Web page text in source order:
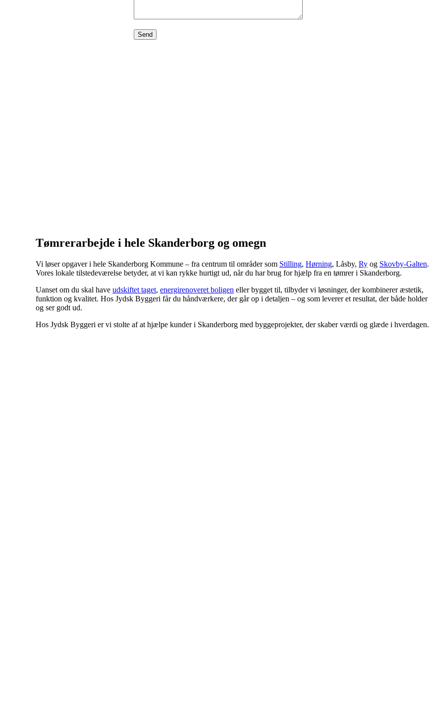
Tømrerarbejde i hele Skanderborg og omegn
Vi løser opgaver i hele Skanderborg Kommune – fra centrum til områder som Stilling, Hørning, Låsby, Ry og Skovby-Galten.
Vores lokale tilstedeværelse betyder, at vi kan rykke hurtigt ud, når du har brug for hjælp fra en tømrer i Skanderborg.
Uanset om du skal have udskiftet taget, energirenoveret boligen eller bygget til, tilbyder vi løsninger, der kombinerer æstetik,
funktion og kvalitet. Hos Jydsk Byggeri får du håndværkere, der går op i detaljen – og som leverer et resultat, der både holder
og ser godt ud.
Hos Jydsk Byggeri er vi stolte af at hjælpe kunder i Skanderborg med byggeprojekter, der skaber værdi og glæde i hverdagen.